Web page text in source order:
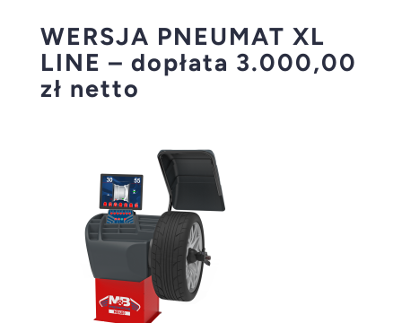
WERSJA PNEUMAT XL
LINE – dopłata 3.000,00
zł netto